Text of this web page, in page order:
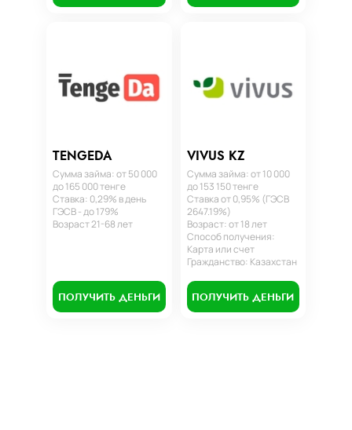
TENGEDA
Сумма займа: от 50 000
до 165 000 тенге
Ставка: 0,29% в день
ГЭСВ - до 179%
Возраст 21-68 лет
ПОЛУЧИТЬ ДЕНЬГИ
VIVUS KZ
Сумма займа: от 10 000
до 153 150 тенге
Ставка от 0,95% (ГЭСВ
2647.19%)
Возраст: от 18 лет
Способ получения:
Карта или счет
Гражданство: Казахстан
ПОЛУЧИТЬ ДЕНЬГИ